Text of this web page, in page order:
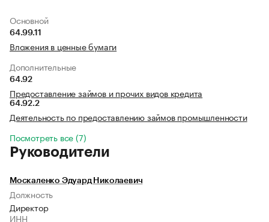
Основной
64.99.11
Вложения в ценные бумаги
Дополнительные
64.92
Предоставление займов и прочих видов кредита
64.92.2
Деятельность по предоставлению займов промышленности
Посмотреть все (7)
Руководители
Москаленко Эдуард Николаевич
Должность
Директор
ИНН